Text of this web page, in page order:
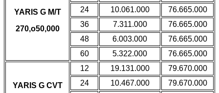
YARIS G M/T
270,o50,000
24
10.061.000
76.665.000
36
7.311.000
76.665.000
48
6.003.000
76.665.000
60
5.322.000 76.665.000
YARIS G CVT
12 19.131.000
79.670.000
24
10.467.000
79.670.000